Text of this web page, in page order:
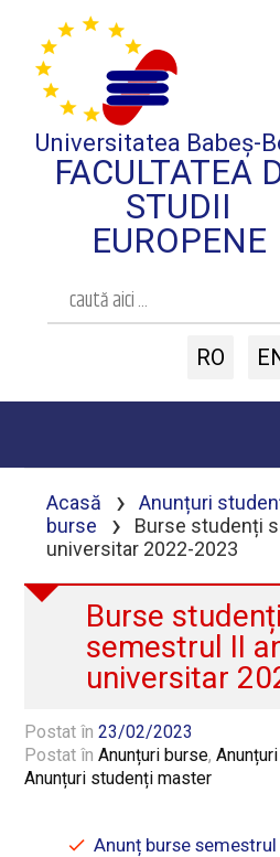
Universitatea Babeș-
FACULTATEA
STUDII
EUROPENE
RO
Acasă › Anunțuri
burse
›
Burse studenți
universitar 2022-2023
Burse studenți
semestrul II
universitar
Postat în23/02/2023
Postat înAnunțuri burse,
Anunțuri studenți master
Anunț burse